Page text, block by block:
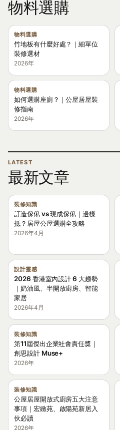
物料選購
物料選購
竹地板有什麼好處？｜細單位
裝修選材
2026年
物料選購
如何選購座廁？｜公屋居屋裝
修指南
2026年
LATEST
最新文章
裝修知識
訂造傢俬 vs 現成傢俬｜邊樣
抵？居屋公屋選購全攻略
2026年4月
設計靈感
2026 香港室內設計 6 大趨勢
｜奶油風、半開放廚房、智能
家居
2026年4月
裝修知識
第11屆傑出企業社會責任獎｜
創思設計 Muse+
2026年
裝修知識
公屋居屋開放式廚房五大注意
事項｜宏緻苑、啟陽苑新居入
伙必讀
2026年